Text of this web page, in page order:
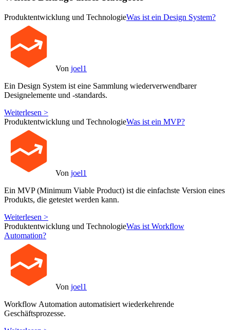
Produktentwicklung und TechnologieWas ist ein Design System?
Von joel1
Ein Design System ist eine Sammlung wiederverwendbarer
Designelemente und -standards.
Weiterlesen >
Produktentwicklung und TechnologieWas ist ein MVP?
Von joel1
Ein MVP (Minimum Viable Product) ist die einfachste Version eines
Produkts, die getestet werden kann.
Weiterlesen >
Produktentwicklung und TechnologieWas ist Workflow
Automation?
Von joel1
Workflow Automation automatisiert wiederkehrende
Geschäftsprozesse.